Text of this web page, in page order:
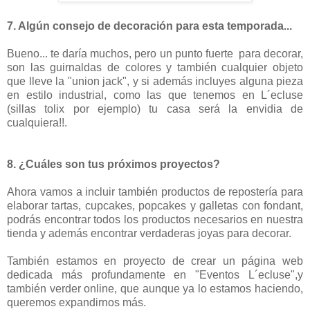
7. Algún consejo de decoración para esta temporada...
Bueno... te daría muchos, pero un punto fuerte para decorar,
son las guirnaldas de colores y también cualquier objeto
que lleve la "union jack", y si además incluyes alguna pieza
en estilo industrial, como las que tenemos en L´ecluse
(sillas tolix por ejemplo) tu casa será la envidia de
cualquiera!!.
8. ¿Cuáles son tus próximos proyectos?
Ahora vamos a incluir también productos de repostería para
elaborar tartas, cupcakes, popcakes y galletas con fondant,
podrás encontrar todos los productos necesarios en nuestra
tienda y además encontrar verdaderas joyas para decorar.
También estamos en proyecto de crear un página web
dedicada más profundamente en "Eventos L´ecluse",y
también verder online, que aunque ya lo estamos haciendo,
queremos expandirnos más.